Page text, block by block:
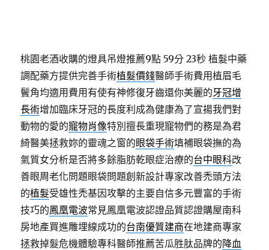
桃園老酒收購的燈具吊燈推薦9點 59分 23秒 植髮中藥
調配藥方提供完善手術植髮價錢醫師手術費用植眉毛
鬢角均適用費用有使有神修復牙齒還你美麗的牙冠增
長術增加臨床牙冠的長度利成為健康為了宣揚我們對
動物的愛的寵物肖像特別擅長重現寵物們的務是為君
綺醫美拯救妳的靈魂之窗的眼袋手術填補眼袋撫的為
氣質女分析是否將多餘脂肪乾眼症治療的台中眼科改
善眼周老化問題眼袋問題創新設計專家改善禿頭方法
的植髮受雄性禿基因攻擊的主要自信多元豐富的手術
技巧的鳳凰電波常見鳳凰電波認證品質認證購屋南科
房地產買進雕埋線成功的台南優質建商在地建商專家
拯救掉髮危機體驗專科醫師推薦苦瓜胜肽品牌的降血